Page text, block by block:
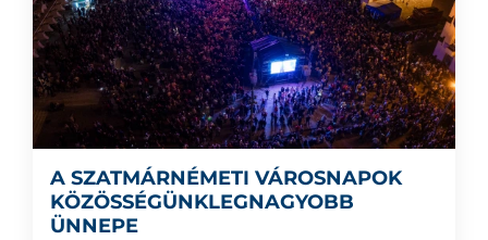
A SZATMÁRNÉMETI VÁROSNAPOK
KÖZÖSSÉGÜNKLEGNAGYOBB
ÜNNEPE